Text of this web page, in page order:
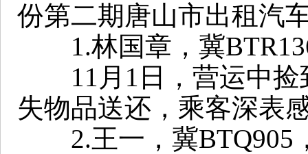
份第二期唐山市出租汽
1.林国章，冀
11月1日，营运中捡
失物品送还，乘客深表
2.王一，冀BTQ905